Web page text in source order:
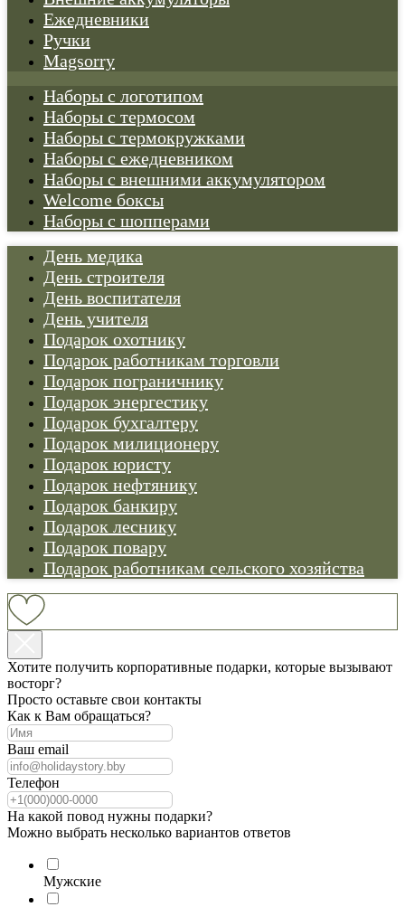
Ежедневники
Ручки
Magsorry
Наборы с логотипом
Наборы с термосом
Наборы с термокружками
Наборы с ежедневником
Наборы с внешними аккумулятором
Welcome боксы
Наборы с шопперами
День медика
День строителя
День воспитателя
День учителя
Подарок охотнику
Подарок работникам торговли
Подарок пограничнику
Подарок энергестику
Подарок бухгалтеру
Подарок милиционеру
Подарок юристу
Подарок нефтянику
Подарок банкиру
Подарок леснику
Подарок повару
Подарок работникам сельского хозяйства
Хотите получить корпоративные подарки, которые вызывают
восторг?
Просто оставьте свои контакты
Как к Вам обращаться?
Ваш email
Телефон
На какой повод нужны подарки?
Можно выбрать несколько вариантов ответов
Мужские